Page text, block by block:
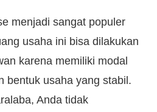
menjadi sangat populer
usaha ini bisa dilakukan
karena memiliki modal
bentuk usaha yang stabil.
Anda tidak